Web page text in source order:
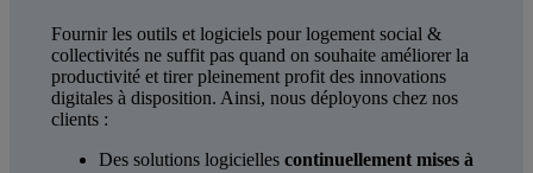
Fournir les outils et logiciels pour logement social &
collectivités ne suffit pas quand on souhaite améliorer la
productivité et tirer pleinement profit des innovations
digitales à disposition. Ainsi, nous déployons chez nos
clients :
Des solutions logicielles continuellement mises à